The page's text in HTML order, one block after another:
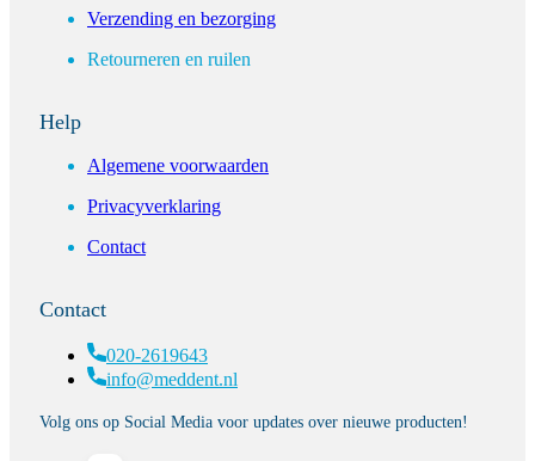
Verzending en bezorging
Retourneren en ruilen
Help
Algemene voorwaarden
Privacyverklaring
Contact
Contact
020-2619643
info@meddent.nl
Volg ons op Social Media voor updates over nieuwe producten!